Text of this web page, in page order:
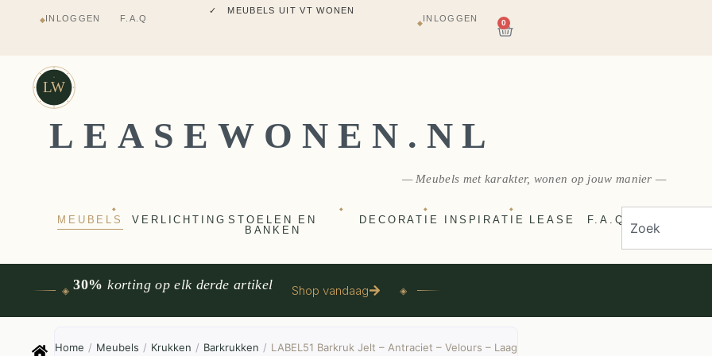
◆INLOGGEN F.A.Q
✓ VERZENDING UIT NEDERLANDS MAGAZIJN
◆INLOGGEN 0
LW
LEASEWONEN.NL
— Meubels met karakter, wonen op jouw manier —
MEUBELS
◆
VERLICHTING STOELEN EN
BANKEN
◆
DECORATIE
◆
INSPIRATIE
◆
LEASE F.A.Q
◈ 30% korting op elk derde artikel Shop vandaag ◈
Home / Meubels / Krukken / Barkrukken / LABEL51 Barkruk Jelt – Antraciet – Velours – Laag